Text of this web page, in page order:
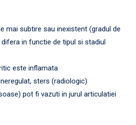
mai subtire sau inexistent (gradul de
in functie de tipul si stadiul
este inflamata
sters (radiologic)
pot fi vazuti in jurul articulatiei